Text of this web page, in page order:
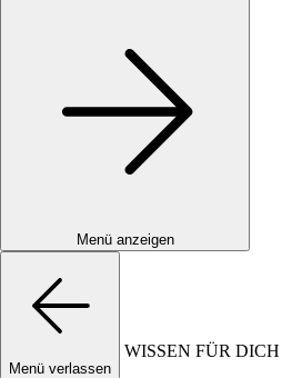
Menü anzeigen
Menü verlassen
WISSEN FÜR DICH